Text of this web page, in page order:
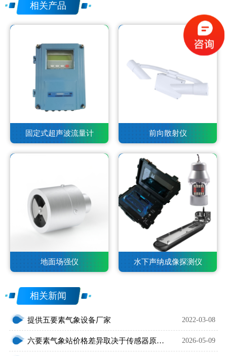
相关产品
固定式超声波流量计 前向散射仪
地面场强仪 水下声纳成像探测仪
相关新闻
提供五要素气象设备厂家 2022-03-08
六要素气象站价格差异取决于传感器原理和配置需求 2026-05-09